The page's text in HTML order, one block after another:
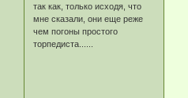
так как, только исходя, что
мне сказали, они еще реже
чем погоны простого
торпедиста......